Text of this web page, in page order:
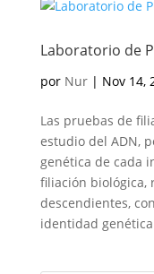
Laboratorio de
por Nur| Nov 14,
Las pruebas de
estudio del ADN,
genética de cada
filiación biológica,
descendientes,
identidad